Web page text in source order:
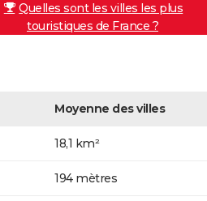
Quelles sont les villes les plus
touristiques de France ?
Moyenne des villes
18,1 km²
194 mètres